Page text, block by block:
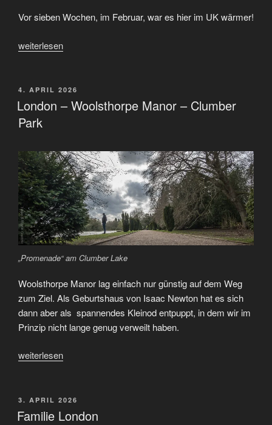
und
Rocks“
Vor sieben Wochen, im Februar, war es hier im UK wärmer!
„Clumber
Thresfield
/
Wharfedale“
weiterlesen
VERÖFFENTLICHT
AM
4. APRIL 2026
London – Woolsthorpe Manor – Clumber
Park
„Promenade“ am Clumber Lake
Woolsthorpe Manor lag einfach nur günstig auf dem Weg
zum Ziel. Als Geburtshaus von Isaac Newton hat es sich
dann aber als spannendes Kleinod entpuppt, in dem wir im
Prinzip nicht lange genug verweilt haben.
„London
Manor
–
weiterlesen
VERÖFFENTLICHT
AM
3. APRIL 2026
Familie London